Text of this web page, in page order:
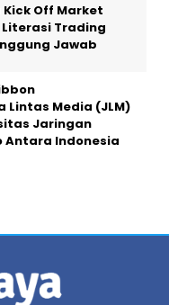
Kick Off Market
Literasi Trading
Jawab
Lintas Media (JLM)
Jaringan
Antara Indonesia